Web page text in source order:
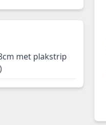
met plakstrip